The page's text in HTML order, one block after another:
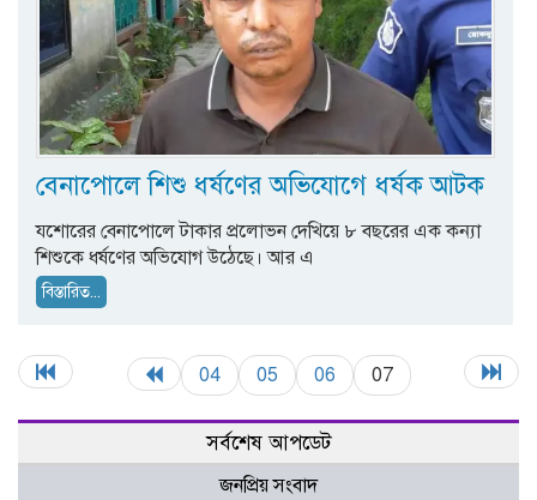
বেনাপোলে শিশু ধর্ষণের অভিযোগে ধর্ষক আটক
যশোরের বেনাপোলে টাকার প্রলোভন দেখিয়ে ৮ বছরের এক কন্যা
শিশুকে ধর্ষণের অভিযোগ উঠেছে। আর এ
বিস্তারিত...
04 05 06 07
সর্বশেষ আপডেট
জনপ্রিয় সংবাদ